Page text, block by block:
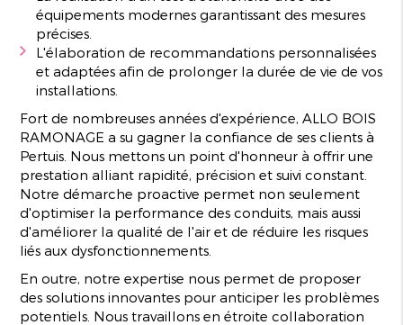
équipements modernes garantissant des mesures
précises.
L'élaboration de recommandations personnalisées
et adaptées afin de prolonger la durée de vie de vos
installations.
Fort de nombreuses années d'expérience, ALLO BOIS
RAMONAGE a su gagner la confiance de ses clients à
Pertuis. Nous mettons un point d'honneur à offrir une
prestation alliant rapidité, précision et suivi constant.
Notre démarche proactive permet non seulement
d'optimiser la performance des conduits, mais aussi
d'améliorer la qualité de l'air et de réduire les risques
liés aux dysfonctionnements.
En outre, notre expertise nous permet de proposer
des solutions innovantes pour anticiper les problèmes
potentiels. Nous travaillons en étroite collaboration